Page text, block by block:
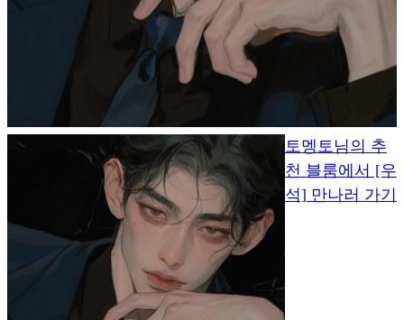
토멩토님의 추
천 블룸에서 [우
석] 만나러 가기